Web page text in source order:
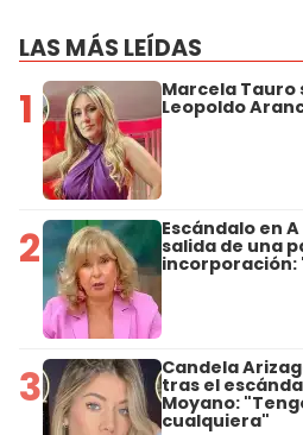
LAS MÁS LEÍDAS
1 Marcela Tauro
Leopoldo
2 Escándalo en
salida de una
incorporación:
3 Candela
tras el
Moyano:
cualquiera"